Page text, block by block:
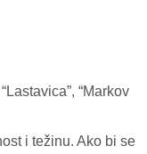
“Markov
i težinu. Ako bi se